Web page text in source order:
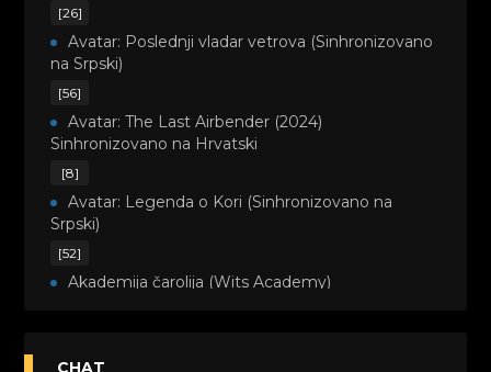
[26]
Avatar: Poslednji vladar vetrova (Sinhronizovano
na Srpski)
[56]
Avatar: The Last Airbender (2024)
Sinhronizovano na Hrvatski
[8]
Avatar: Legenda o Kori (Sinhronizovano na
Srpski)
[52]
Akademija čarolija (Wits Academy)
Avanture Maje i Marka (Sinhronizovano na
CHAT